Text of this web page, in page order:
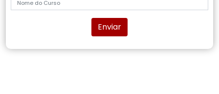
Enviar